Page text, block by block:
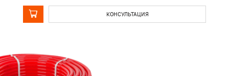
КОНСУЛЬТАЦИЯ